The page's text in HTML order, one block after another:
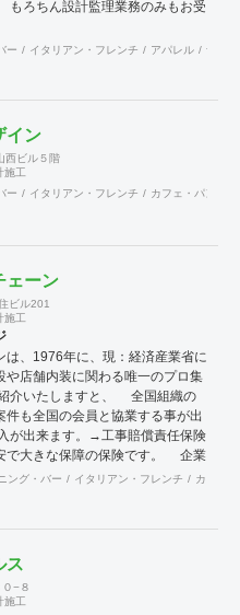
もろちん設計監理業務のみもお受
ー イタリアン・フレンチ アパレル 食飯店
イン
西ビル５階
施工
ー イタリアン・フレンチ カフェ・パン・ケ
ェーン
ビル201
施工
は、1976年に、現：経済産業省に
や店舗内装に関わる唯一のプロ集
介いたしますと、 全国組織の
も全国の会員と協業する事が出
出来ます。→工事賠償責任保険
で大きな保障の保険です。 企業
員企業を訪問し、その強みや仕
ます。 これらのことは、全国に点
ているからこそ可能となること
更の事です。 景気に左右されが
残るためには、会員同士の情報
ング・バー イタリアン・フレンチ カフェ
ス
−８
施工